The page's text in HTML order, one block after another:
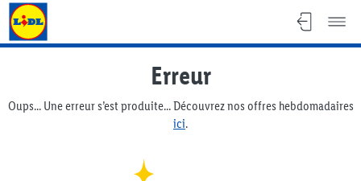
Lidl Flyer
Erreur
Oups... Une erreur s’est produite... Découvrez nos offres hebdomadaires
ici.